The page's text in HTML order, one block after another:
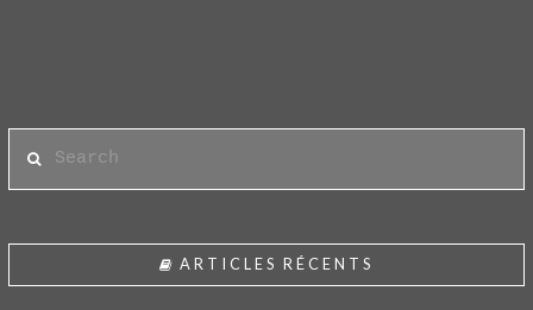
ARTICLES RÉCENTS